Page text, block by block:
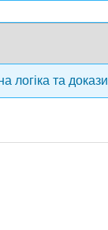
логіка та докази